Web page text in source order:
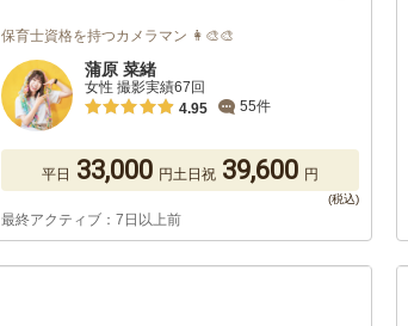
保育士資格を持つカメラマン 👩‍🎨🎨
蒲原 菜緒
女性 撮影実績67回
4.95
55件
平日 33,000 円土日祝 39,600 円
最終アクティブ：7日以上前